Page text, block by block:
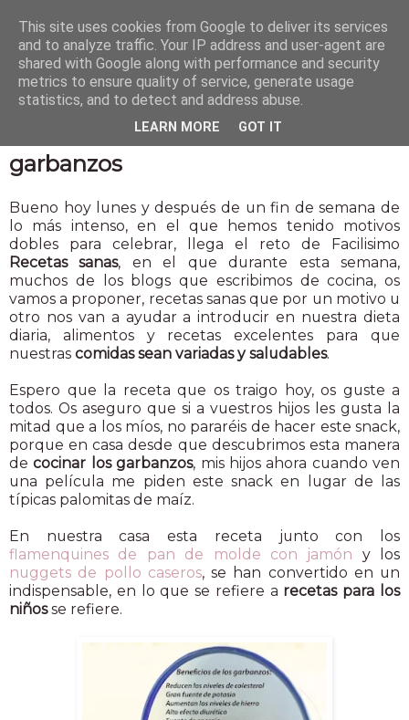
Reto recetas sanas. Snack de
garbanzos
Bueno hoy lunes y después de un fin de semana de
lo más intenso, en el que hemos tenido motivos
dobles para celebrar, llega el reto de Facilisimo
Recetas sanas, en el que durante esta semana,
muchos de los blogs que escribimos de cocina, os
vamos a proponer, recetas sanas que por un motivo u
otro nos van a ayudar a introducir en nuestra dieta
diaria, alimentos y recetas excelentes para que
nuestras comidas sean variadas y saludables.
Espero que la receta que os traigo hoy, os guste a
todos. Os aseguro que si a vuestros hijos les gusta la
mitad que a los míos, no pararéis de hacer este snack,
porque en casa desde que descubrimos esta manera
decocinar los garbanzos, mis hijos ahora cuando ven
una película me piden este snack en lugar de las
típicas palomitas de maíz.
En nuestra casa esta receta junto con los
flamenquines de pan de molde con jamón y los
nuggets de pollo caseros, se han convertido en un
indispensable, en lo que se refiere a recetas para los
niñosse refiere.
This site uses cookies from Google to deliver its services
and to analyze traffic. Your IP address and user-agent are
shared with Google along with performance and security
metrics to ensure quality of service, generate usage
statistics, and to detect and address abuse.
LEARN MORE GOT IT